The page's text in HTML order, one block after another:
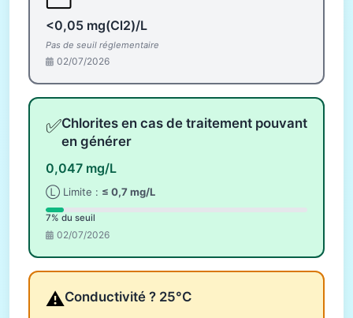
<0,05 mg(Cl2)/L
Pas de seuil réglementaire
02/07/2026
✅Chlorites en cas de traitement pouvant
en générer
0,047 mg/L
Ⓛ Limite : ≤ 0,7 mg/L
7% du seuil
02/07/2026
⚠️Conductivité ? 25°C